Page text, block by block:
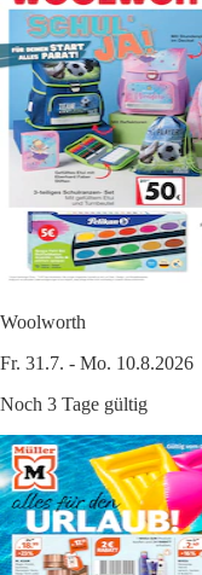
Woolworth
Fr. 31.7. - Mo. 10.8.2026
Noch 3 Tage gültig